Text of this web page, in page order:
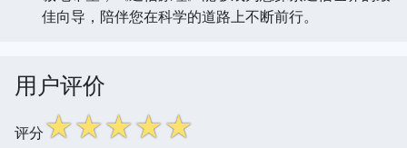
佳向导，陪伴您在科学的道路上不断前行。
用户评价
评分☆☆☆☆☆